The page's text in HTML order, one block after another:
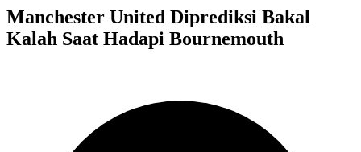
Manchester United Diprediksi Bakal
Kalah Saat Hadapi Bournemouth